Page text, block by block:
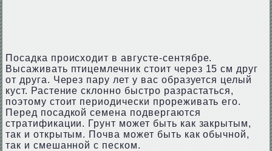
Посадка происходит в августе-сентябре.
Высаживать птицемлечник стоит через 15 см друг
от друга. Через пару лет у вас образуется целый
куст. Растение склонно быстро разрастаться,
поэтому стоит периодически прореживать его.
Перед посадкой семена подвергаются
стратификации. Грунт может быть как закрытым,
так и открытым. Почва может быть как обычной,
так и смешанной с песком.